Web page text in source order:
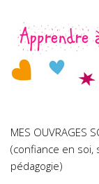
MES OUVRAGES
(confiance en
pédagogie)